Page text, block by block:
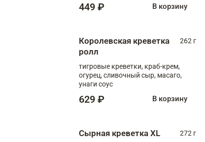
449 ₽ В корзину
Королевская креветка
ролл
262 г
тигровые креветки, краб-крем,
огурец, сливочный сыр, масаго,
унаги соус
629 ₽ В корзину
Сырная креветка XL
272 г